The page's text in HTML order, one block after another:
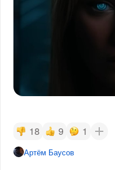
18 9 1
Артём Баусов